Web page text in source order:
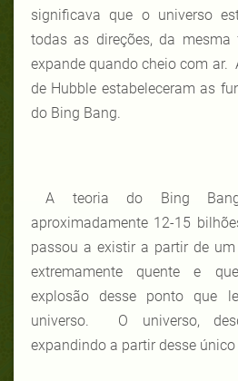
significava que o universo
todas as direções, da
expande quando cheio com ar.
de Hubble estabeleceram as
do Bing Bang.
A teoria do Bing
aproximadamente 12-15
passou a existir a partir de
extremamente quente e
explosão desse ponto que
universo. O universo,
expandindo a partir desse